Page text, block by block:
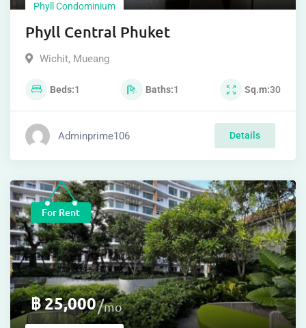
Phyll Condominium
Phyll Central Phuket
Wichit, Mueang
Beds 1 Baths 1 Sq.m 30
Adminprime106 Details
For Rent
฿25,000 mo